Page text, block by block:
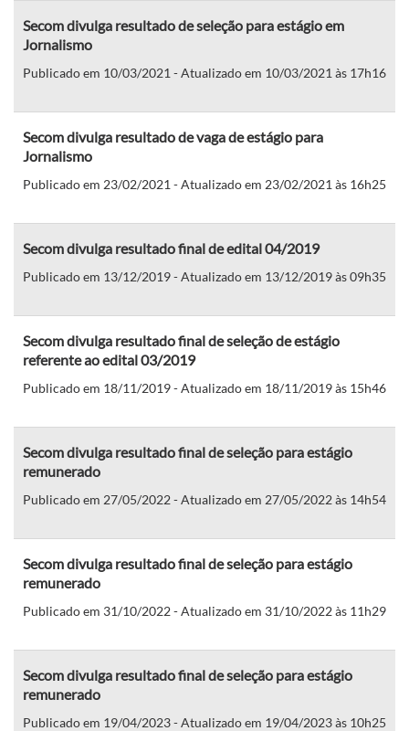
Secom divulga resultado de seleção para estágio em
Jornalismo
Publicado em 10/03/2021 - Atualizado em 10/03/2021 às 17h16
Secom divulga resultado de vaga de estágio para
Jornalismo
Publicado em 23/02/2021 - Atualizado em 23/02/2021 às 16h25
Secom divulga resultado final de edital 04/2019
Publicado em 13/12/2019 - Atualizado em 13/12/2019 às 09h35
Secom divulga resultado final de seleção de estágio
referente ao edital 03/2019
Publicado em 18/11/2019 - Atualizado em 18/11/2019 às 15h46
Secom divulga resultado final de seleção para estágio
remunerado
Publicado em 27/05/2022 - Atualizado em 27/05/2022 às 14h54
Secom divulga resultado final de seleção para estágio
remunerado
Publicado em 31/10/2022 - Atualizado em 31/10/2022 às 11h29
Secom divulga resultado final de seleção para estágio
remunerado
Publicado em 19/04/2023 - Atualizado em 19/04/2023 às 10h25